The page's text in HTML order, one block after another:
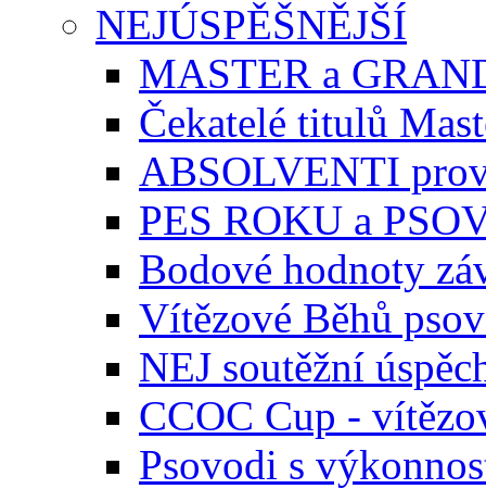
NEJÚSPĚŠNĚJŠÍ
MASTER a
Čekatelé titulů
ABSOLVENTI
PES ROKU a
Bodové hodnoty
Vítězové Běhů
NEJ soutěžní
CCOC Cup -
Psovodi s